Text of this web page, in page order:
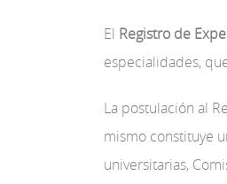
El Registro de
especialidades,
La postulación al
mismo constituye
universitarias,